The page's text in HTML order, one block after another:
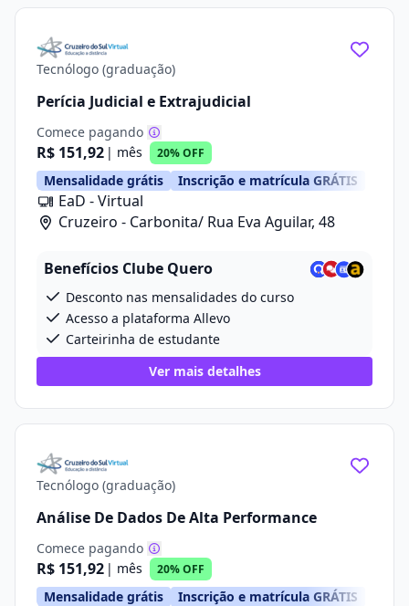
Tecnólogo (graduação)
Perícia Judicial e Extrajudicial
Comece pagando
R$ 151,92 | mês 20% OFF
Mensalidade grátis Inscrição e matrícula GRÁTIS
EaD - Virtual
Cruzeiro - Carbonita/ Rua Eva Aguilar, 48
Benefícios Clube Quero
Desconto nas mensalidades do curso
Acesso a plataforma Allevo
Carteirinha de estudante
Ver mais detalhes
Tecnólogo (graduação)
Análise De Dados De Alta Performance
Comece pagando
R$ 151,92 | mês 20% OFF
Mensalidade grátis Inscrição e matrícula GRÁTIS